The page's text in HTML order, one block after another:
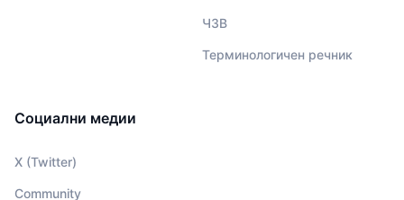
ЧЗВ
Терминологичен речник
Социални медии
X (Twitter)
Community